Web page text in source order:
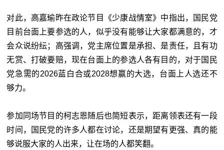
对此，高嘉瑜昨在政论节目《少康战情室》中指出，国民党
目前台面上要参选的人，似乎没有能够让大家都满意的，才
会众说纷纭；高强调，党主席位置是承担、是责任，且有功
无赏、打破要赔，现在台面上的参选人各有目的，对于国民
党急需的2026蓝白合或2028想赢的大选，台面上人选还不
够力。
参加同场节目的柯志恩随后也简短表示，距离领表还有一段
时间，国民党的许多人都在讨论，还是期望有更强、真的能
够说服大家的人出来，让在场的人都笑翻。